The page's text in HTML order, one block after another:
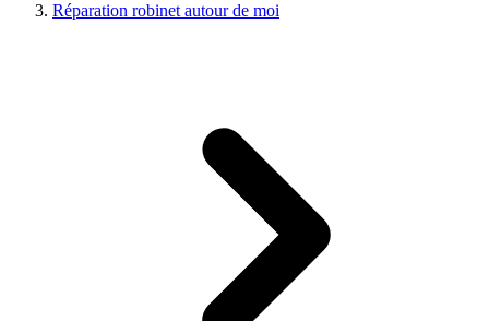
Réparation robinet autour de moi